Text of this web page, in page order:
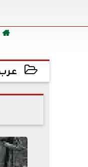

2022-07-03 03:12:13